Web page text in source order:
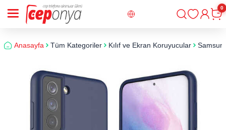
Giriş
0
Anasayfa Tüm Kategoriler Kılıf ve Ekran Koruyucular